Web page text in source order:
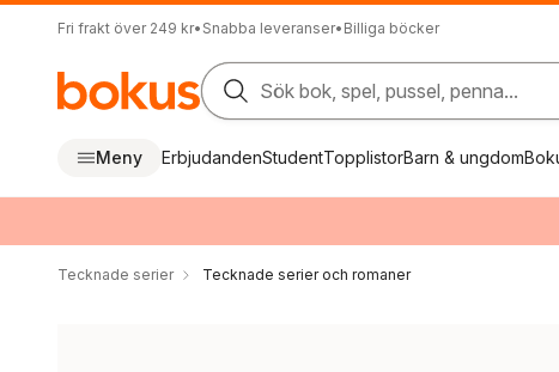
Fri frakt över 249 kr• Snabba leveranser• Billiga böcker
Sök bok, spel, pussel, penna...
Meny ErbjudandenStudentTopplistorBarn & ungdom
Tecknade serier Tecknade serier och romaner